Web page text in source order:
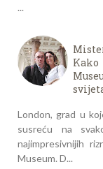
...
London, grad u
susreću na
najimpresivnijih
Museum. D...